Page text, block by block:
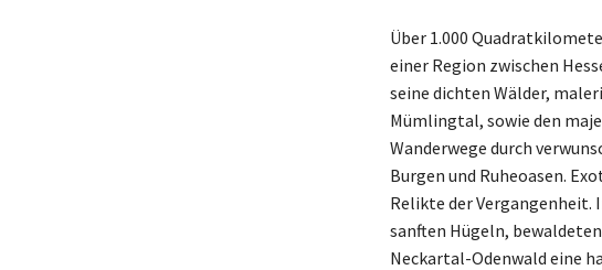
Über 1.000
einer Region zwischen
seine dichten Wälder,
Mümlingtal, sowie den
Wanderwege durch
Burgen und Ruheoasen.
Relikte der Vergangenheit.
sanften Hügeln,
Neckartal-Odenwald eine